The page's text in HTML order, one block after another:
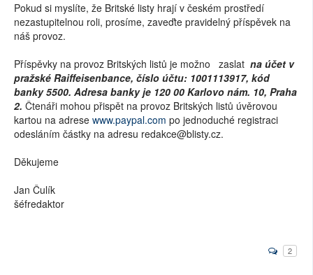
Pokud si myslíte, že Britské listy hrají v českém prostředí
nezastupitelnou roli, prosíme, zaveďte pravidelný příspěvek na
náš provoz.
Příspěvky na provoz Britských listů je možno zaslat na účet v
pražské Raiffeisenbance, číslo účtu: 1001113917, kód
banky 5500. Adresa banky je 120 00 Karlovo nám. 10, Praha
2. Čtenáři mohou přispět na provoz Britských listů úvěrovou
kartou na adrese www.paypal.com po jednoduché registraci
odesláním částky na adresu redakce@blisty.cz.
Děkujeme
Jan Čulík
šéfredaktor
2